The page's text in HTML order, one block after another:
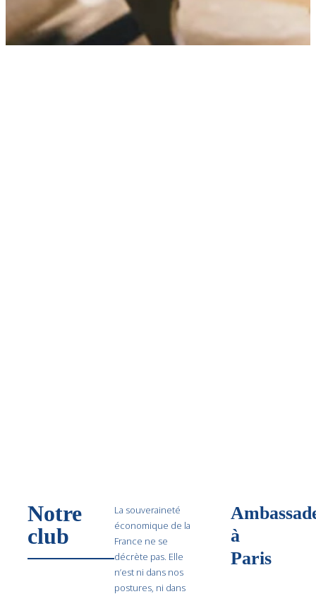
Notre
club
La souveraineté
économique de la
France ne se
décrète pas. Elle
n’est ni dans nos
postures, ni dans
à
Paris